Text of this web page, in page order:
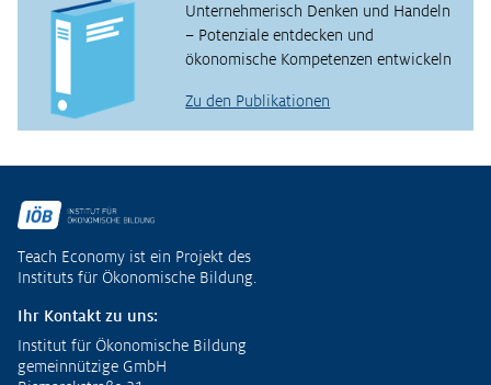
Unternehmerisch Denken und Handeln
– Potenziale entdecken und
ökonomische Kompetenzen entwickeln
Zu den Publikationen
Teach Economy ist ein Projekt des
Instituts für Ökonomische Bildung.
Ihr Kontakt zu uns:
Institut für Ökonomische Bildung
gemeinnützige GmbH